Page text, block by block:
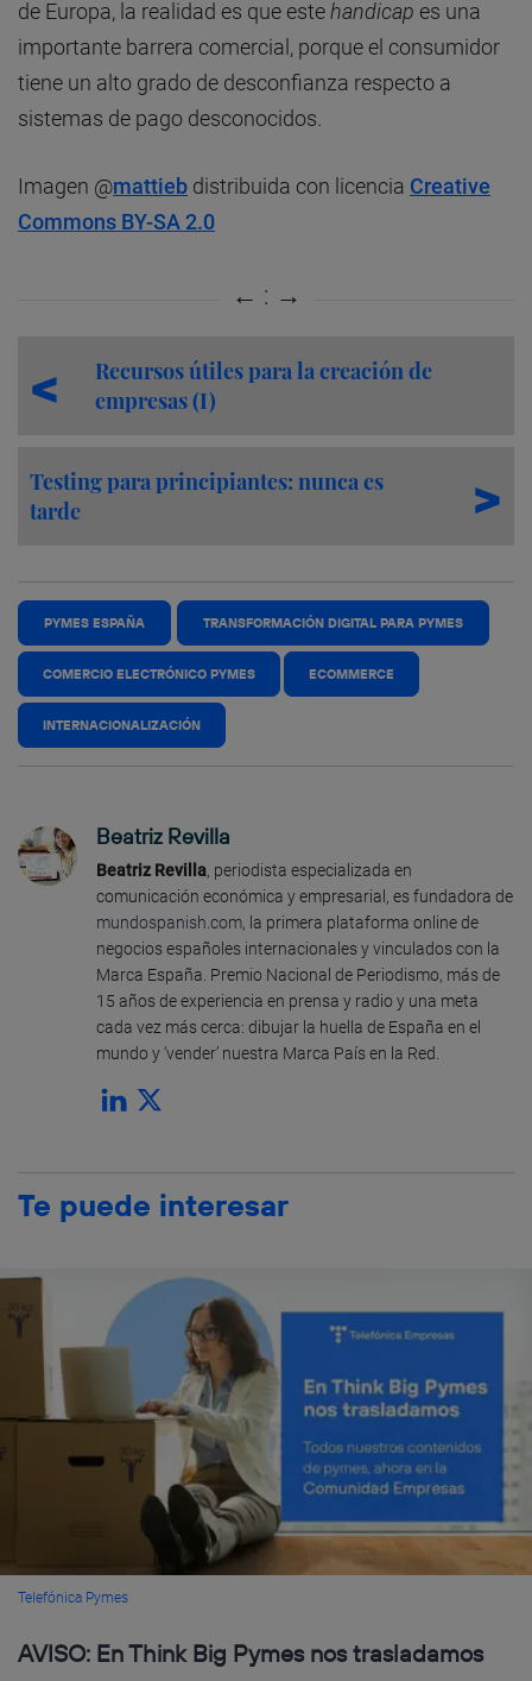
de Europa, la realidad es que estehandicap es una
importante barrera comercial, porque el consumidor
tiene un alto grado de desconfianza respecto a
sistemas de pago desconocidos.
Imagen @mattieb distribuida con licencia Creative
Commons BY-SA 2.0
Recursos útiles para la creación de
empresas (I)
Testing para principiantes: nunca es
tarde
PYMES ESPAÑA TRANSFORMACIÓN DIGITAL PARA PYMES
COMERCIO ELECTRÓNICO PYMES ECOMMERCE
INTERNACIONALIZACIÓN
Beatriz Revilla
Beatriz Revilla, periodista especializada en
comunicación económica y empresarial, es fundadora de
mundospanish.com, la primera plataforma online de
negocios españoles internacionales y vinculados con la
Marca España. Premio Nacional de Periodismo, más de
15 años de experiencia en prensa y radio y una meta
cada vez más cerca: dibujar la huella de España en el
mundo y ‘vender’ nuestra Marca País en la Red.
Te puede interesar
Telefónica Pymes
AVISO: En Think Big Pymes nos trasladamos